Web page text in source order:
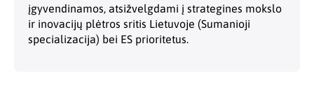
įgyvendinamos, atsižvelgdami į strategines mokslo
ir inovacijų plėtros sritis Lietuvoje (Sumanioji
specializacija) bei ES prioritetus.